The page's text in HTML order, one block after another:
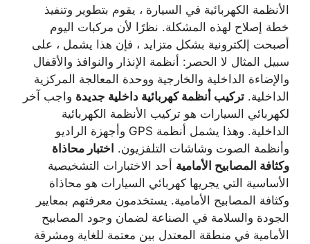
الأنظمة الكهربائية في السيارة ، يقوم بتطوير وتنفيذ
خطة إصلاح لهذه المشكلة. نظرًا لأن مركبات اليوم
أصبحت إلكترونية بشكل متزايد ، فإن هذا يشمل ، على
سبيل المثال لا الحصر: أنظمة الإنذار والنوافذ والأقفال
والإضاءة الداخلية والخارجية ووحدة المعالجة المركزية
الداخلية. تركيب أنظمة كهربائية داخلية جديدة واجب آخر
لكهربائي السيارات هو تركيب الأنظمة الكهربائية
الداخلية. وهذا يشمل أنظمة GPS وأجهزة الراديو
وأنظمة الصوت وشاشات التلفزيون. اختبار محاذاة
وكثافة المصابيح الأمامية أحد الاختبارات التشخيصية
الأساسية التي يجريها كهربائي السيارات هو محاذاة
وكثافة المصابيح الأمامية. يستخدمون معرفتهم بمعايير
الجودة والسلامة في الصناعة لضمان وجود المصابيح
الأمامية في منطقة المعتدل بين معتمة للغاية ومشرقة